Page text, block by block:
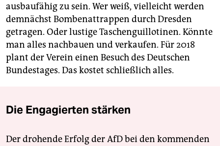
ausbaufähig zu sein. Wer weiß, vielleicht werden
demnächst Bombenattrappen durch Dresden
getragen. Oder lustige Taschenguillotinen. Könnte
man alles nachbauen und verkaufen. Für 2018
plant der Verein einen Besuch des Deutschen
Bundestages. Das kostet schließlich alles.
Die Engagierten stärken
Der drohende Erfolg der AfD bei den kommenden